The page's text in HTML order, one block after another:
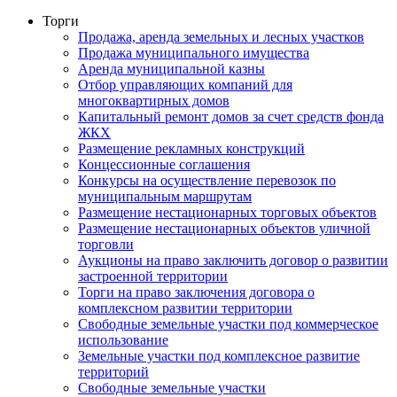
Торги
Продажа, аренда земельных и лесных участков
Продажа муниципального имущества
Аренда муниципальной казны
Отбор управляющих компаний для
многоквартирных домов
Капитальный ремонт домов за счет средств фонда
ЖКХ
Размещение рекламных конструкций
Концессионные соглашения
Конкурсы на осуществление перевозок по
муниципальным маршрутам
Размещение нестационарных торговых объектов
Размещение нестационарных объектов уличной
торговли
Аукционы на право заключить договор о развитии
застроенной территории
Торги на право заключения договора о
комплексном развитии территории
Свободные земельные участки под коммерческое
использование
Земельные участки под комплексное развитие
территорий
Свободные земельные участки